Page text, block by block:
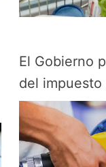
El Gobierno
del